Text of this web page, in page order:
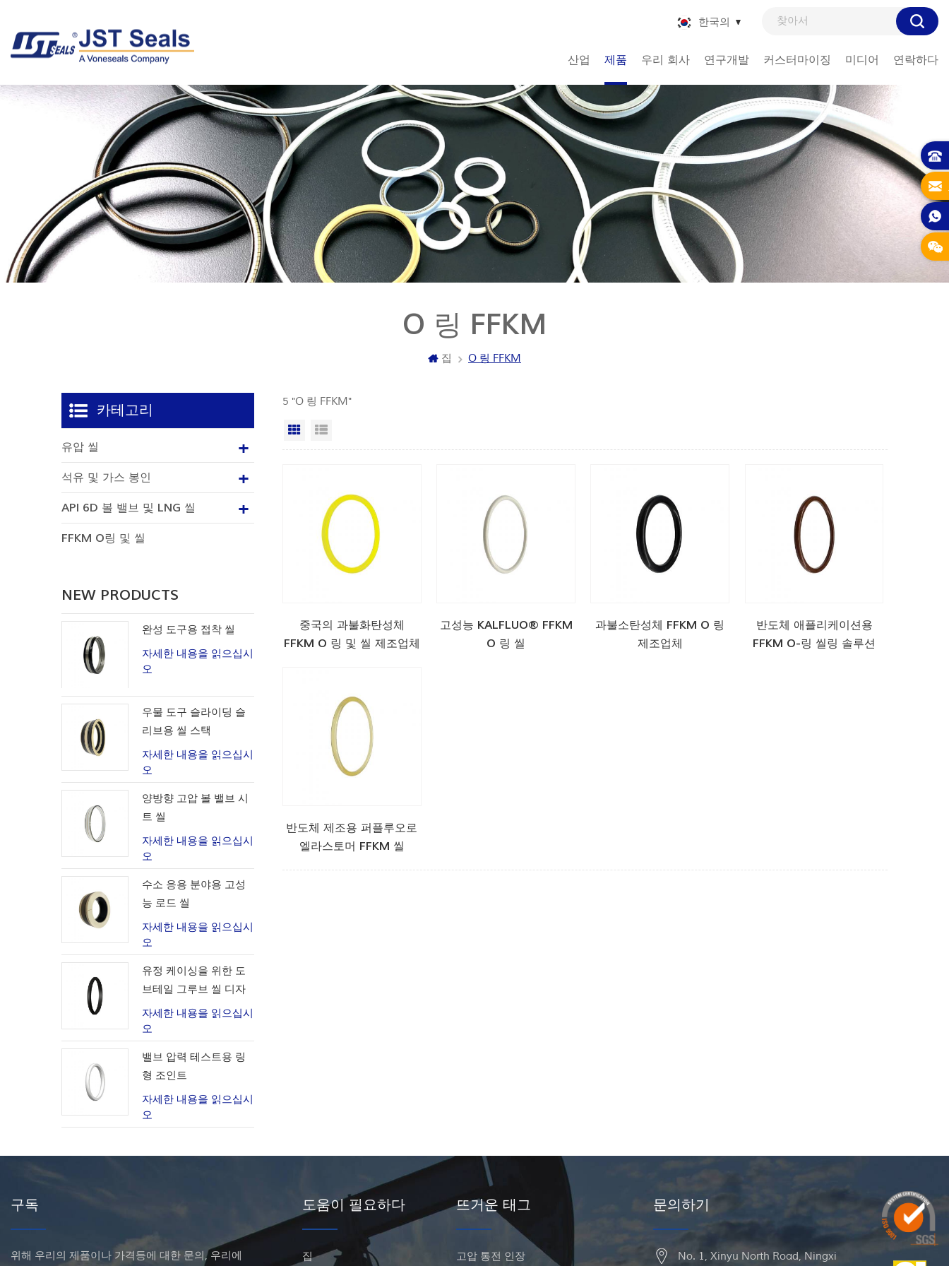
한국의
산업 제품 우리 회사 연구개발 커스터마이징 미디어 연락하다
O 링 FFKM
집 O 링 FFKM
5 "O 링 FFKM"
격자보기
중국의 과불화탄성체
FFKM O 링 및 씰 제조업체
고성능 KALFLUO® FFKM
O 링 씰
과불소탄성체 FFKM O 링
제조업체
반도체 애플리케이션용
FFKM O-링 씰링 솔루션
반도체 제조용 퍼플루오로
엘라스토머 FFKM 씰
카테고리
유압 씰
석유 및 가스 봉인
API 6D 볼 밸브 및 LNG 씰
FFKM O링 및 씰
NEW PRODUCTS
완성 도구용 접착 씰
자세한 내용을 읽으십시
오
우물 도구 슬라이딩 슬
리브용 씰 스택
자세한 내용을 읽으십시
오
양방향 고압 볼 밸브 시
트 씰
자세한 내용을 읽으십시
오
수소 응용 분야용 고성
능 로드 씰
자세한 내용을 읽으십시
오
유정 케이싱을 위한 도
브테일 그루브 씰 디자
인
자세한 내용을 읽으십시
오
밸브 압력 테스트용 링
형 조인트
자세한 내용을 읽으십시
오
구독
위해 우리의 제품이나 가격등에 대한 문의, 우리에
도움이 필요하다
집
뜨거운 태그
고압 통전 인장
문의하기
No. 1, Xinyu North Road, Ningxi